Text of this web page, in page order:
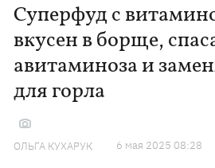
Суперфуд с
вкусен в борще,
авитаминоза и
для горла
ОЛЬГА КУХАРУК 6 мая 2025 08:28